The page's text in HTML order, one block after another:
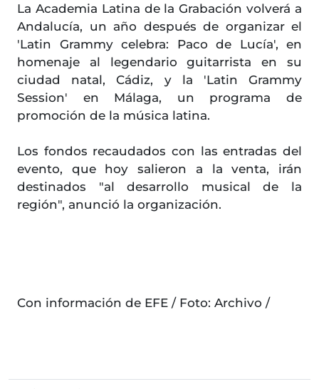
La Academia Latina de la Grabación volverá a
Andalucía, un año después de organizar el
'Latin Grammy celebra: Paco de Lucía', en
homenaje al legendario guitarrista en su
ciudad natal, Cádiz, y la 'Latin Grammy
Session' en Málaga, un programa de
promoción de la música latina.
Los fondos recaudados con las entradas del
evento, que hoy salieron a la venta, irán
destinados "al desarrollo musical de la
región", anunció la organización.
Con información de EFE / Foto: Archivo /